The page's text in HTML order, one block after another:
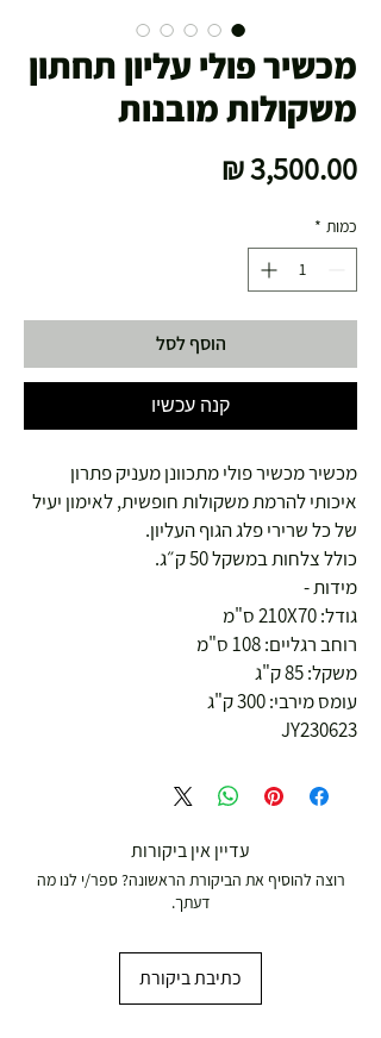
מכשיר פולי עליון תחתון
משקולות מובנות
כמות *
הוסף לסל
קנה עכשיו
מכשיר מכשיר פולי מתכוונן מעניק פתרון
איכותי להרמת משקולות חופשית, לאימון יעיל
של כל שרירי פלג הגוף העליון.
כולל צלחות במשקל 50 ק״ג.
מידות -
גודל: 210X70 ס"מ
רוחב רגליים: 108 ס"מ
משקל: 85 ק"ג
עומס מירבי: 300 ק"ג
JY230623
עדיין אין ביקורות
רוצה להוסיף את הביקורת הראשונה? ספר/י לנו מה
דעתך.
כתיבת ביקורת